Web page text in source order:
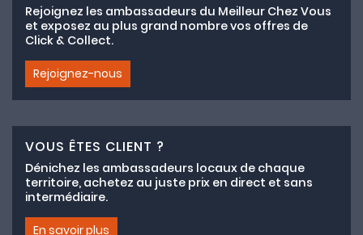
Rejoignez les ambassadeurs du Meilleur Chez Vous
et exposez au plus grand nombre vos offres de
Click & Collect.
Rejoignez-nous
VOUS ÊTES CLIENT ?
Dénichez les ambassadeurs locaux de chaque
territoire, achetez au juste prix en direct et sans
intermédiaire.
En savoir plus